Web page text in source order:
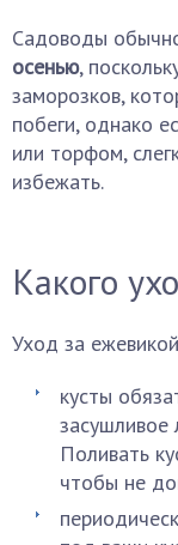
Садоводы
осенью,
заморозков,
побеги, однако
или торфом,
избежать.
Какого
Уход за
кусты
засушливое
Поливать
чтобы не